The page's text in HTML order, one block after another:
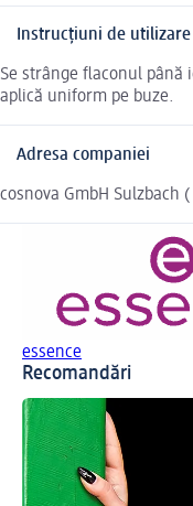
Instrucțiuni de utilizare
Se strânge flaconul până
aplică uniform pe buze.
Adresa companiei
cosnova GmbH Sulzbach
essence
Recomandări